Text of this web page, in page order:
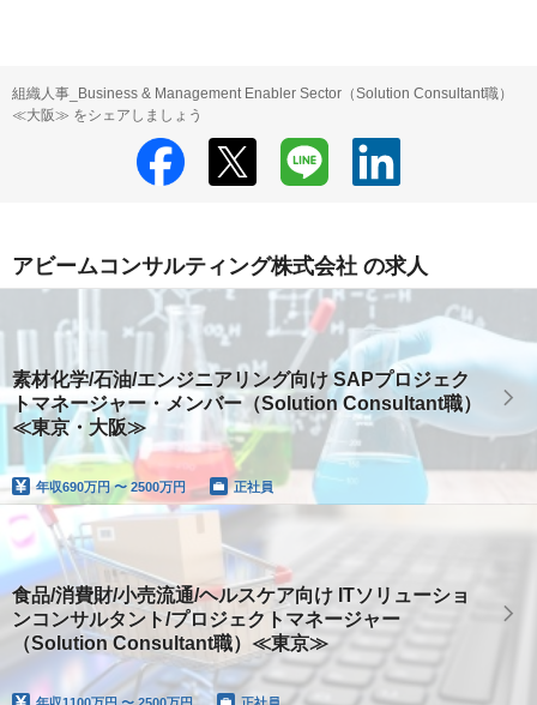
組織人事_Business & Management Enabler Sector（Solution Consultant職）
≪大阪≫ をシェアしましょう
アビームコンサルティング株式会社 の求人
素材化学/石油/エンジニアリング向け SAPプロジェク
トマネージャー・メンバー（Solution Consultant職）
≪東京・大阪≫
年収690万円 〜 2500万円 正社員
食品/消費財/小売流通/ヘルスケア向け ITソリューショ
ンコンサルタント/プロジェクトマネージャー
（Solution Consultant職）≪東京≫